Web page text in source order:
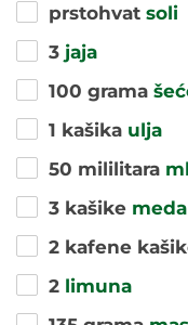
prstohvat soli
3 jaja
100 grama
1 kašika ulja
50 mililitara
3 kašike meda
2 kafene
2 limuna